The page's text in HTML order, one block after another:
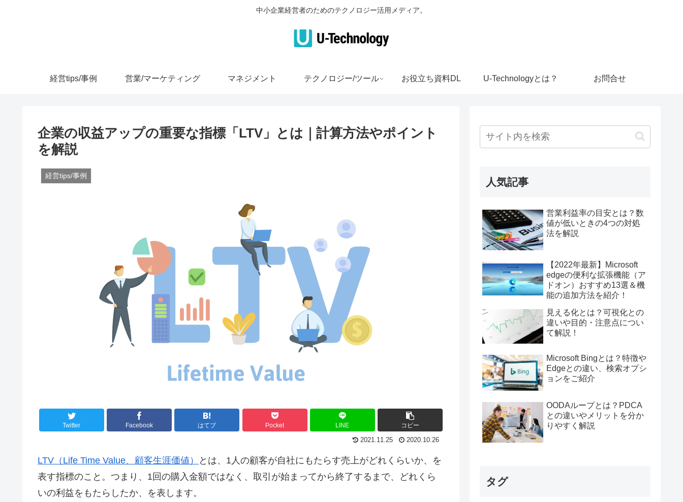
中小企業経営者のためのテクノロジー活用メディア。
経営tips/事例 営業/マーケティング マネジメント テクノロジー/ツール お役立ち資料DL U-Technologyとは？ お問合せ
企業の収益アップの重要な指標「LTV」とは｜計算方法やポイント
を解説
経営tips/事例
Twitter Facebook はてブ Pocket LINE コピー
2021.11.25 2020.10.26
LTV（Life Time Value、顧客生涯価値）
とは、1人の顧客が自社にもたらす売上がどれくらいか、を
表す指標のこと。つまり、1回の購入金額ではなく、取引が始まってから終了するまで、どれくら
いの利益をもたらしたか、を表します。
人気記事
営業利益率の目安とは？数
値が低いときの4つの対処
法を解説
【2022年最新】Microsoft
edgeの便利な拡張機能（ア
ドオン）おすすめ13選＆機
能の追加方法を紹介！
見える化とは？可視化との
違いや目的・注意点につい
て解説！
Microsoft Bingとは？特徴や
Edgeとの違い、検索オプシ
ョンをご紹介
OODAループとは？PDCA
との違いやメリットを分か
りやすく解説
タグ